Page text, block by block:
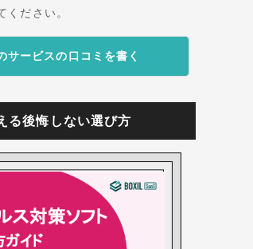
ください。
サービスの口コミを書く
る後悔しない選び方